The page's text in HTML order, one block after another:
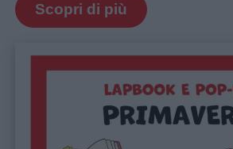
Scopri di più